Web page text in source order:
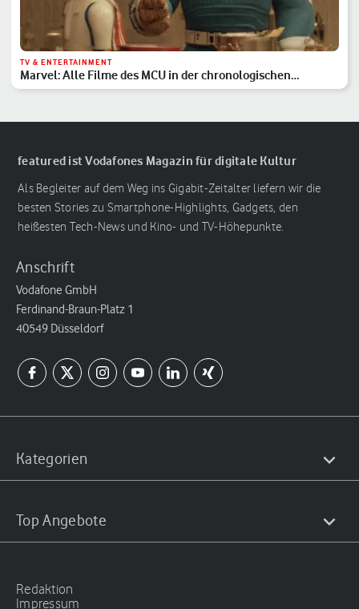
TV & ENTERTAINMENT
Marvel: Alle Filme des MCU in der chronologischen
Reihenfolge
featured ist Vodafones Magazin für digitale Kultur
Als Begleiter auf dem Weg ins Gigabit-Zeitalter liefern wir die
besten Stories zu Smartphone-Highlights, Gadgets, den
heißesten Tech-News und Kino- und TV-Höhepunkte.
Anschrift
Vodafone GmbH
Ferdinand-Braun-Platz 1
40549 Düsseldorf
Kategorien
Top Angebote
Redaktion
Impressum